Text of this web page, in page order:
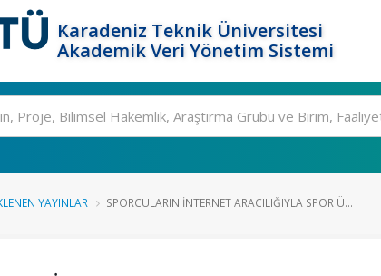
Karadeniz Teknik Üniversitesi
Akademik Veri Yönetim Sistemi
YAYINLAR SPORCULARIN İNTERNET ARACILIĞIYLA SPOR Ü...